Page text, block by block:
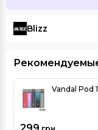
Blizz
Vandal Pod 1